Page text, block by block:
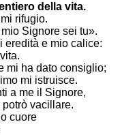
della vita.
rifugio.
Signore sei tu».
eredità e mio calice:
mi ha dato consiglio;
mi istruisce.
a me il Signore,
vacillare.
cuore